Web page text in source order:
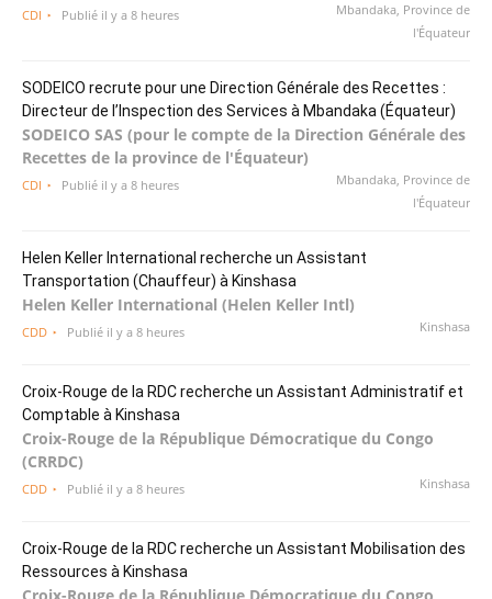
Mbandaka, Province de
l'Équateur
CDI Publié il y a 8 heures
SODEICO recrute pour une Direction Générale des Recettes :
Directeur de l’Inspection des Services à Mbandaka (Équateur)
SODEICO SAS (pour le compte de la Direction Générale des
Recettes de la province de l'Équateur)
Mbandaka, Province de
l'Équateur
CDI Publié il y a 8 heures
Helen Keller International recherche un Assistant
Transportation (Chauffeur) à Kinshasa
Helen Keller International (Helen Keller Intl)
Kinshasa
CDD Publié il y a 8 heures
Croix-Rouge de la RDC recherche un Assistant Administratif et
Comptable à Kinshasa
Croix-Rouge de la République Démocratique du Congo
(CRRDC)
Kinshasa
CDD Publié il y a 8 heures
Croix-Rouge de la RDC recherche un Assistant Mobilisation des
Ressources à Kinshasa